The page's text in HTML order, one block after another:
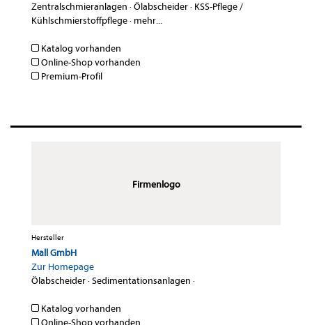
Zentralschmieranlagen ·Ölabscheider· KSS-Pflege /
Kühlschmierstoffpflege· mehr...
Katalog vorhanden
Online-Shop vorhanden
Premium-Profil
Firmenlogo
Hersteller
Mall GmbH
Zur Homepage
Ölabscheider·Sedimentationsanlagen ·
Katalog vorhanden